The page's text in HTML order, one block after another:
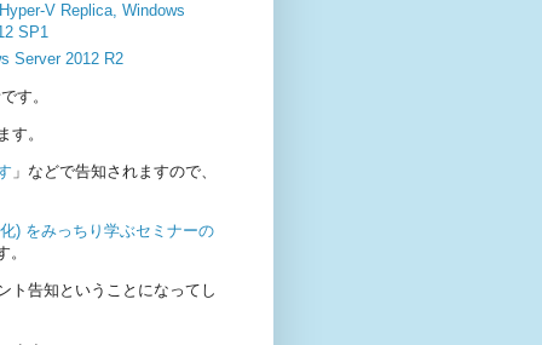
V Replica, Windows
SP1
Server 2012 R2
す。
す。
」などで告知されますので、
) をみっちり学ぶセミナーの
ト告知ということになってし